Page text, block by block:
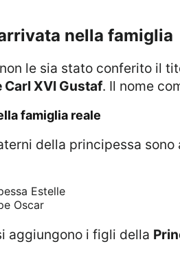
arrivata nella famiglia
Carl XVI Gustaf. Il nome
famiglia reale
della principessa
Estelle
Oscar
si aggiungono i figli della